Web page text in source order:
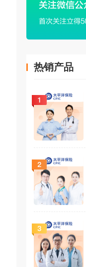
热销产品